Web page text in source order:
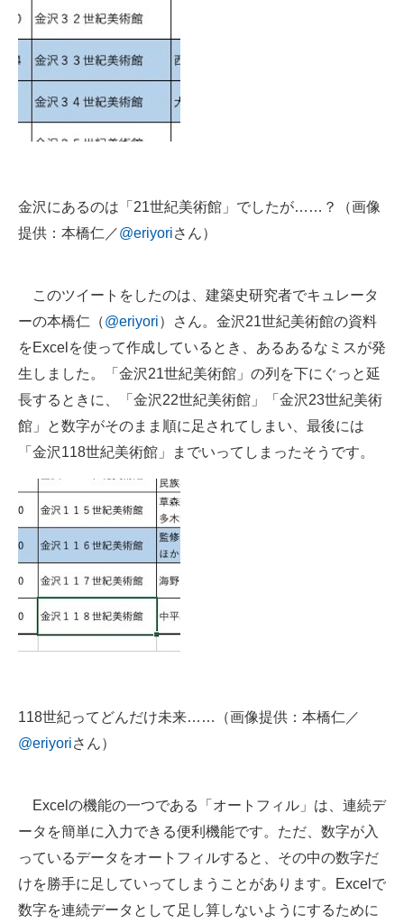
ITエンジニア向け専門サイト
エレクトロニクス専門サイト
建設×テクノロジーの最前線
ちょっと気になるネットの話題
金沢にあるのは「21世紀美術館」でしたが……？（画像
提供：本橋仁／@eriyoriさん）
このツイートをしたのは、建築史研究者でキュレータ
ーの本橋仁（@eriyori）さん。金沢21世紀美術館の資料
をExcelを使って作成しているとき、あるあるなミスが発
生しました。「金沢21世紀美術館」の列を下にぐっと延
長するときに、「金沢22世紀美術館」「金沢23世紀美術
館」と数字がそのまま順に足されてしまい、最後には
「金沢118世紀美術館」までいってしまったそうです。
118世紀ってどんだけ未来……（画像提供：本橋仁／
@eriyoriさん）
Excelの機能の一つである「オートフィル」は、連続デ
ータを簡単に入力できる便利機能です。ただ、数字が入
っているデータをオートフィルすると、その中の数字だ
けを勝手に足していってしまうことがあります。Excelで
数字を連続データとして足し算しないようにするために